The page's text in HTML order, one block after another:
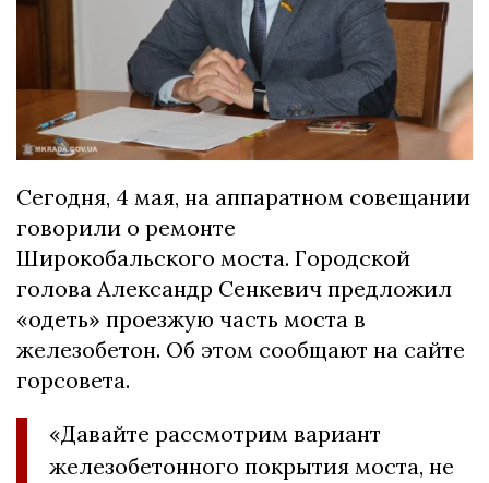
Сегодня, 4 мая, на аппаратном совещании
говорили о ремонте
Широкобальского моста. Городской
голова Александр Сенкевич предложил
«одеть» проезжую часть моста в
железобетон. Об этом сообщают на сайте
горсовета.
«Давайте рассмотрим вариант
железобетонного покрытия моста, не